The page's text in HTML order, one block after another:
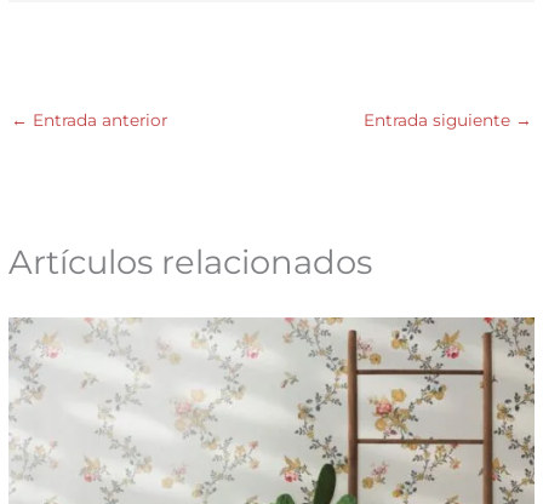
← Entrada anterior Entrada siguiente →
Artículos relacionados